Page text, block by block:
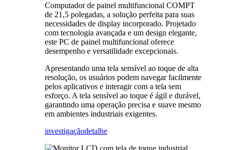
Computador de painel multifuncional COMPT
de 21,5 polegadas, a solução perfeita para suas
necessidades de display incorporado. Projetado
com tecnologia avançada e um design elegante,
este PC de painel multifuncional oferece
desempenho e versatilidade excepcionais.
Apresentando uma tela sensível ao toque de alta
resolução, os usuários podem navegar facilmente
pelos aplicativos e interagir com a tela sem
esforço. A tela sensível ao toque é ágil e durável,
garantindo uma operação precisa e suave mesmo
em ambientes industriais exigentes.
investigaçãodetalhe